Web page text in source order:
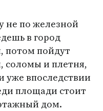
не по железной
в город
потом пойдут
соломы и плетня,
уже впоследствии
площади стоит
дом.